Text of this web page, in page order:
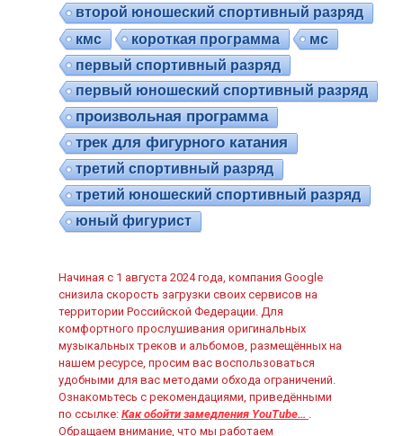
второй юношеский спортивный разряд
кмс короткая программа
мс
первый спортивный разряд
первый юношеский спортивный разряд
произвольная программа
трек для фигурного катания
третий спортивный разряд
третий юношеский спортивный разряд
юный фигурист
Начиная с 1 августа 2024 года, компания Google
снизила скорость загрузки своих сервисов на
территории Российской Федерации. Для
комфортного прослушивания оригинальных
музыкальных треков и альбомов, размещённых на
нашем ресурсе, просим вас воспользоваться
удобными для вас методами обхода ограничений.
Ознакомьтесь с рекомендациями, приведёнными
по ссылке: Как обойти замедления YouTube… .
Обращаем внимание, что мы работаем